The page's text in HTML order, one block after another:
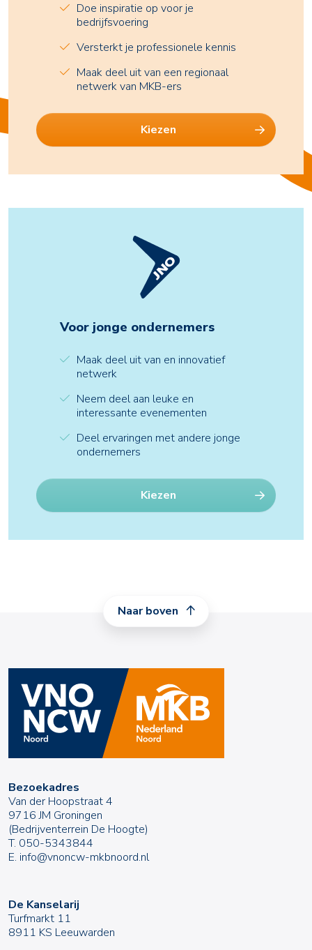
Doe inspiratie op voor je
bedrijfsvoering
Versterkt je professionele kennis
Maak deel uit van een regionaal
netwerk van MKB-ers
Kiezen
Voor jonge ondernemers
Maak deel uit van en innovatief
netwerk
Neem deel aan leuke en
interessante evenementen
Deel ervaringen met andere jonge
ondernemers
Kiezen
Naar boven
Bezoekadres
Van der Hoopstraat 4
9716 JM Groningen
(Bedrijventerrein De Hoogte)
T. 050-5343844
E. info@vnoncw-mkbnoord.nl
De Kanselarij
Turfmarkt 11
8911 KS Leeuwarden